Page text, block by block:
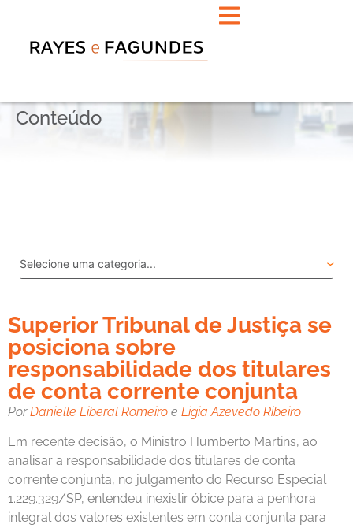
Conteúdo
Superior Tribunal de Justiça se
posiciona sobre
responsabilidade dos titulares
de conta corrente conjunta
PorDanielle Liberal Romeiro e Ligia Azevedo Ribeiro
Em recente decisão, o Ministro Humberto Martins, ao
analisar a responsabilidade dos titulares de conta
corrente conjunta, no julgamento do Recurso Especial
1.229.329/SP, entendeu inexistir óbice para a penhora
integral dos valores existentes em conta conjunta para